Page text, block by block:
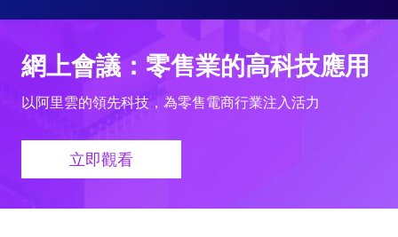
網上會議：零售業的高科技應用
以阿里雲的領先科技，為零售電商行業注入活力
立即觀看